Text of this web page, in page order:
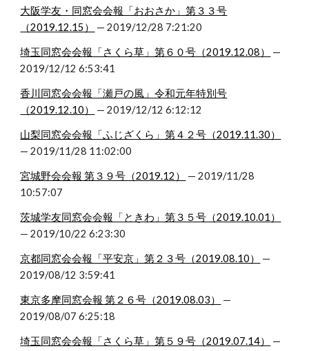
大阪学友・同窓会会報「おおさか」第３３号
（2019.12.15）
— 2019/12/28 7:21:20
埼玉同窓会会報「さくら草」第６０号（2019.12.08）
—
2019/12/12 6:53:41
香川同窓会会報「瀬戸の風」令和元年特別号
（2019.12.10）
— 2019/12/12 6:12:12
山梨同窓会会報「ふじざくら」第４２号（2019.11.30）
— 2019/11/28 11:02:00
宮城野会会報 第３９号（2019.12）
— 2019/11/28
10:57:07
茨城学友同窓会会報「ときわ」第３５号（2019.10.01）
— 2019/10/22 6:23:30
京都同窓会会報「平安京」第２３号（2019.08.10）
—
2019/08/12 3:59:41
東京多摩同窓会報 第２６号（2019.08.03）
—
2019/08/07 6:25:18
埼玉同窓会会報「さくら草」第５９号（2019.07.14）
—